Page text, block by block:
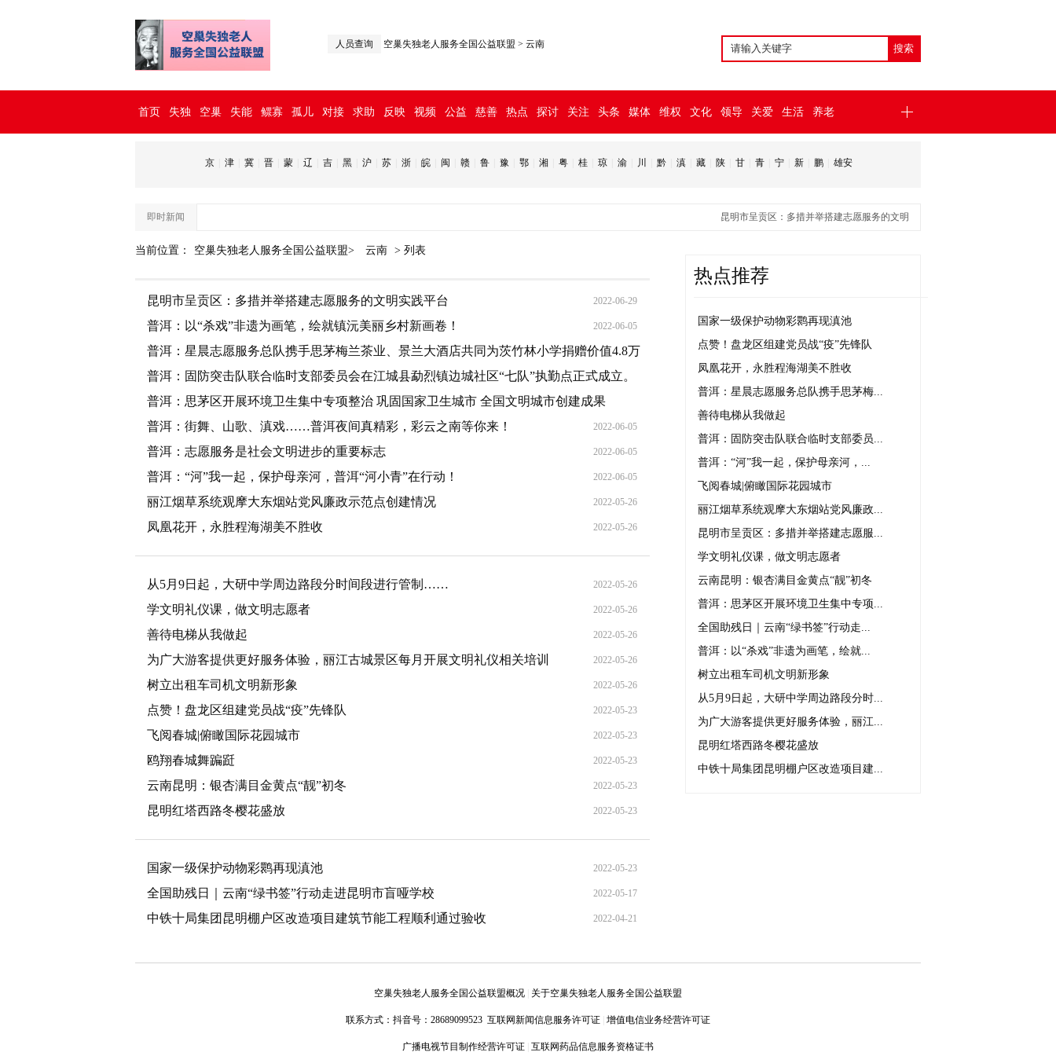
人员查询 空巢失独老人服务全国公益联盟 > 云南
首页 失独 空巢 失能 鳏寡 孤儿 对接 求助 反映 视频 公益 慈善 热点 探讨 关注 头条 媒体 维权 文化 领导 关爱 生活 养老
京 津 冀 晋 蒙 辽 吉 黑 沪 苏 浙 皖 闽 赣 鲁 豫 鄂 湘 粤 桂 琼 渝 川 黔 滇 藏 陕 甘 青 宁 新 鹏 雄安
即时新闻 昆明市呈贡区：多措并举搭建志愿服务的文明实践平台
当前位置： 空巢失独老人服务全国公益联盟> 云南 > 列表
昆明市呈贡区：多措并举搭建志愿服务的文明实践平台 2022-06-29
普洱：以“杀戏”非遗为画笔，绘就镇沅美丽乡村新画卷！ 2022-06-05
普洱：星晨志愿服务总队携手思茅梅兰茶业、景兰大酒店共同为茨竹林小学捐赠价值4.8万
余元的爱心物资
2022-06-05
普洱：固防突击队联合临时支部委员会在江城县勐烈镇边城社区“七队”执勤点正式成立。
2022-06-05
普洱：思茅区开展环境卫生集中专项整治 巩固国家卫生城市 全国文明城市创建成果
2022-06-05
普洱：街舞、山歌、滇戏……普洱夜间真精彩，彩云之南等你来！ 2022-06-05
普洱：志愿服务是社会文明进步的重要标志 2022-06-05
普洱：“河”我一起，保护母亲河，普洱“河小青”在行动！ 2022-06-05
丽江烟草系统观摩大东烟站党风廉政示范点创建情况 2022-05-26
凤凰花开，永胜程海湖美不胜收 2022-05-26
从5月9日起，大研中学周边路段分时间段进行管制…… 2022-05-26
学文明礼仪课，做文明志愿者 2022-05-26
善待电梯从我做起 2022-05-26
为广大游客提供更好服务体验，丽江古城景区每月开展文明礼仪相关培训 2022-05-26
树立出租车司机文明新形象 2022-05-26
点赞！盘龙区组建党员战“疫”先锋队 2022-05-23
飞阅春城|俯瞰国际花园城市 2022-05-23
鸥翔春城舞蹁跹 2022-05-23
云南昆明：银杏满目金黄点“靓”初冬 2022-05-23
昆明红塔西路冬樱花盛放 2022-05-23
国家一级保护动物彩鹮再现滇池 2022-05-23
全国助残日｜云南“绿书签”行动走进昆明市盲哑学校 2022-05-17
中铁十局集团昆明棚户区改造项目建筑节能工程顺利通过验收 2022-04-21
热点推荐
国家一级保护动物彩鹮再现滇池
点赞！盘龙区组建党员战“疫”先锋队
凤凰花开，永胜程海湖美不胜收
普洱：星晨志愿服务总队携手思茅梅...
善待电梯从我做起
普洱：固防突击队联合临时支部委员...
普洱：“河”我一起，保护母亲河，...
飞阅春城|俯瞰国际花园城市
丽江烟草系统观摩大东烟站党风廉政...
昆明市呈贡区：多措并举搭建志愿服...
学文明礼仪课，做文明志愿者
云南昆明：银杏满目金黄点“靓”初冬
普洱：思茅区开展环境卫生集中专项...
全国助残日｜云南“绿书签”行动走...
普洱：以“杀戏”非遗为画笔，绘就...
树立出租车司机文明新形象
从5月9日起，大研中学周边路段分时...
为广大游客提供更好服务体验，丽江...
昆明红塔西路冬樱花盛放
中铁十局集团昆明棚户区改造项目建...
空巢失独老人服务全国公益联盟概况 关于空巢失独老人服务全国公益联盟
联系方式： 抖音号：28689099523 互联网新闻信息服务许可证 增值电信业务经营许可证
广播电视节目制作经营许可证 互联网药品信息服务资格证书